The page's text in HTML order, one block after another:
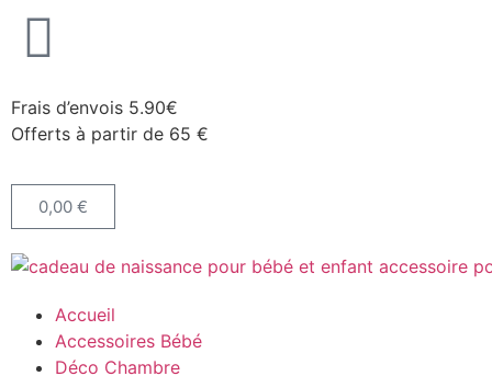
Frais d’envois 5.90€
Offerts à partir de 65 €
0,00 €
Accueil
Accessoires Bébé
Déco Chambre